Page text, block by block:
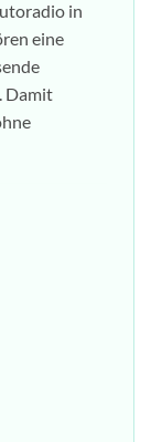
in
eine
. Damit